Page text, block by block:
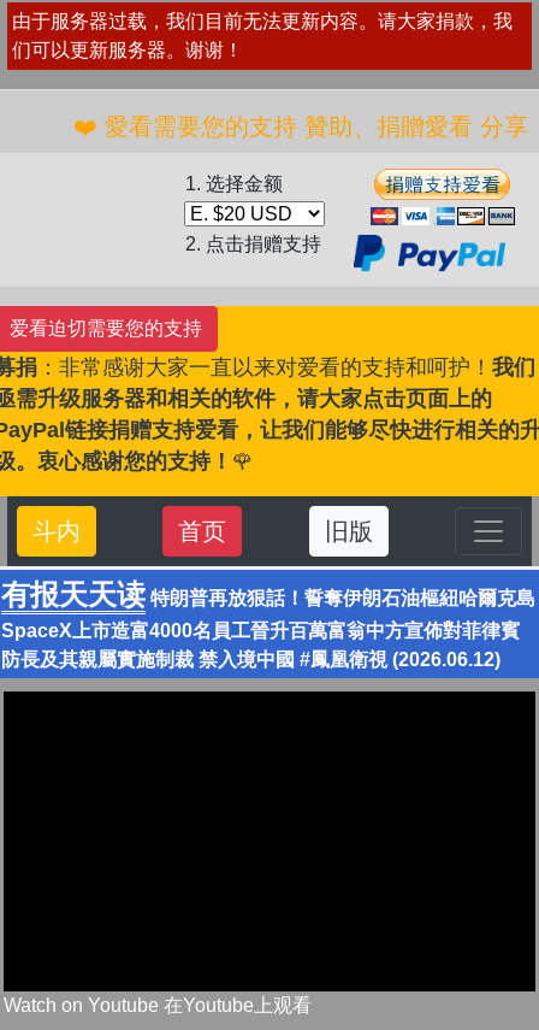
由于服务器过载，我们目前无法更新内容。请大家捐款，我
们可以更新服务器。谢谢！
看需要您的支持 贊助、捐贈愛看 分享、傳播愛
1. 选择金额
2. 点击捐赠支持
爱看迫切需要您的支持
捐 ：非常感谢大家一直以来对爱看的支持和呵护！ 我们
需升级服务器和相关的软件，请大家点击页面上的
链接捐赠支持爱看，让我们能够尽快进行相关的
。衷心感谢您的支持！ 🌹
斗内 首页 旧版
有报天天读 特朗普再放狠話！誓奪伊朗石油樞紐哈爾克島
SpaceX上市造富4000名員工晉升百萬富翁中方宣佈對菲律賓
防長及其親屬實施制裁 禁入境中國 #鳳凰衛視 (2026.06.12)
Watch on Youtube 在Youtube上观看